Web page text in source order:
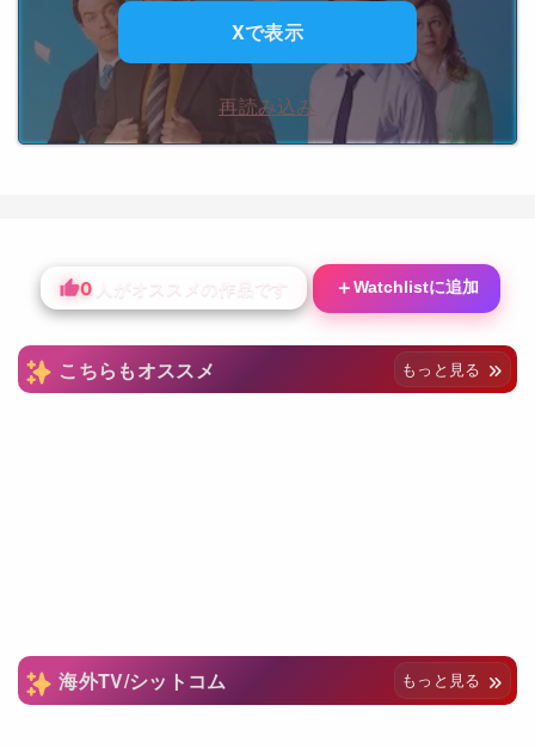
Xで表示
再読み込み
0 人がオススメの作品です ＋Watchlistに追加
こちらもオススメ もっと見る
海外TV/シットコム もっと見る